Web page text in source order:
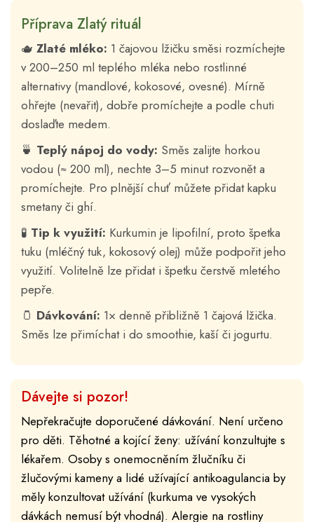
Příprava Zlatý rituál
🫖 Zlaté mléko: 1 čajovou lžičku směsi rozmíchejte
v 200–250 ml teplého mléka nebo rostlinné
alternativy (mandlové, kokosové, ovesné). Mírně
ohřejte (nevařit), dobře promíchejte a podle chuti
doslaďte medem.
🍵 Teplý nápoj do vody: Směs zalijte horkou
vodou (≈ 200 ml), nechte 3–5 minut rozvonět a
promíchejte. Pro plnější chuť můžete přidat kapku
smetany či ghí.
🧪 Tip k využití: Kurkumin je lipofilní, proto špetka
tuku (mléčný tuk, kokosový olej) může podpořit jeho
využití. Volitelně lze přidat i špetku čerstvě mletého
pepře.
🫙 Dávkování: 1× denně přibližně 1 čajová lžička.
Směs lze přimíchat i do smoothie, kaší či jogurtu.
Dávejte si pozor!
Nepřekračujte doporučené dávkování. Není určeno
pro děti. Těhotné a kojící ženy: užívání konzultujte s
lékařem. Osoby s onemocněním žlučníku či
žlučovými kameny a lidé užívající antikoagulancia by
měly konzultovat užívání (kurkuma ve vysokých
dávkách nemusí být vhodná). Alergie na rostliny